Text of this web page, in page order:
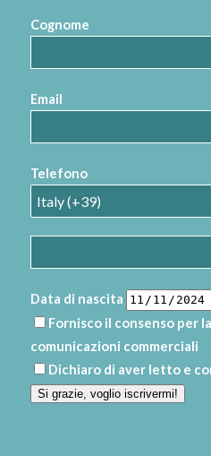
Cognome
Email
Telefono
Data di nascita
Fornisco il consenso per
comunicazioni commerciali
Dichiaro di aver letto e
Si grazie, voglio iscrivermi!